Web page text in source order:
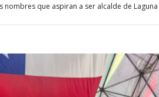
nombres que aspiran a ser alcalde de Laguna